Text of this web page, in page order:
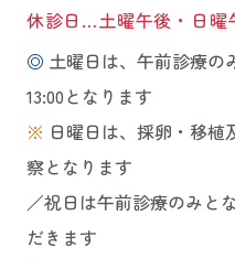
休診日…土曜午後・日曜
◎ 土曜日は、午前診療の
13:00となります
※ 日曜日は、採卵・移
察となります
／祝日は午前診療のみと
だきます